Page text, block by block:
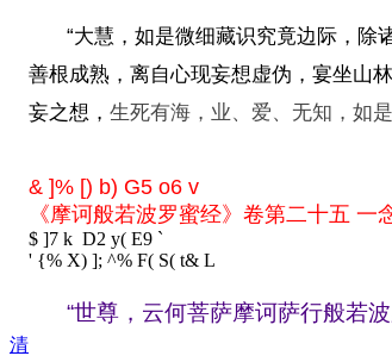
清
“大慧，如是微细藏识究竟边际，除
善根成熟，离自心现妄想虚伪，宴坐山
妄之想， 生死有海 ，业、爱、无知，如
& ]% [) b) G5 o6 v
《摩诃般若波罗蜜经》卷第二十五 一
$ ]7 k D2 y( E9 `
' {% X) ]; ^% F( S( t& L
“世尊，云何菩萨摩诃萨行般若